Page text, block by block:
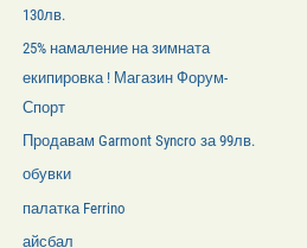
130лв.
25% намаление на зимната
екипировка ! Магазин Форум-
Спорт
Продавам Garmont Syncro за 99лв.
обувки
палатка Ferrino
айсбал